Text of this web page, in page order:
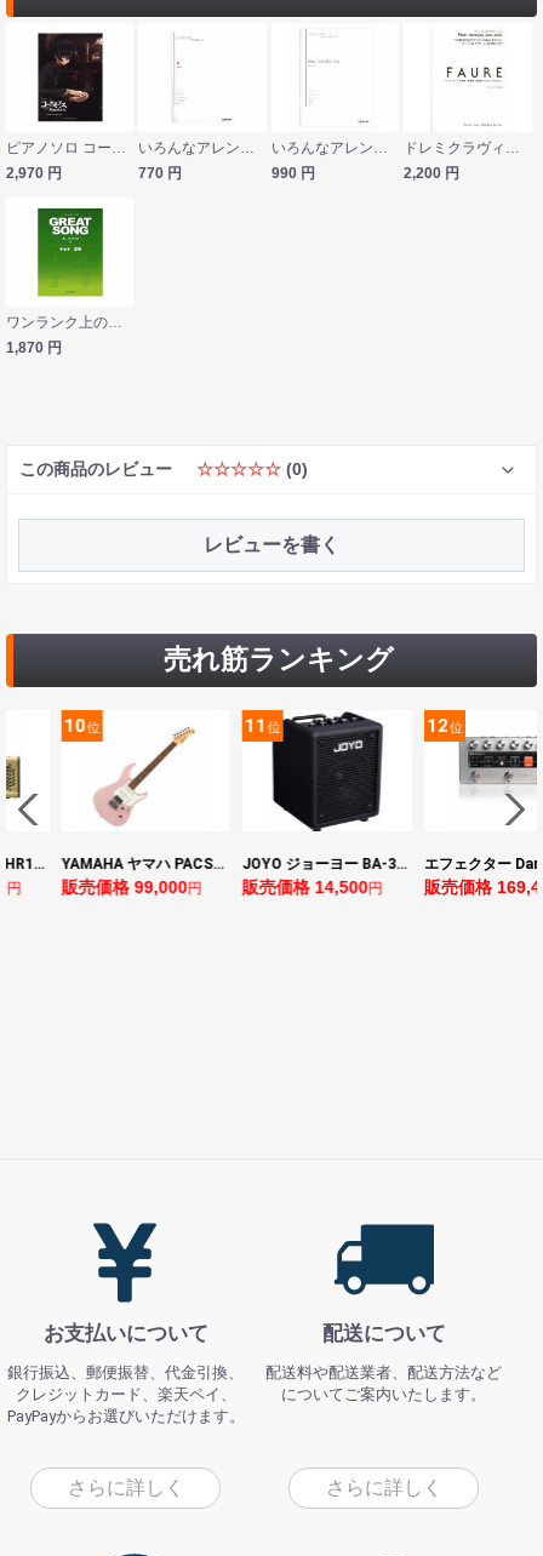
2,970 円
770 円
990 円
2,200 円
1,870 円
この商品のレビュー ☆☆☆☆☆ (0)
レビューを書く
売れ筋ランキング
ヤマハ YAMAHA THR10II 小型ギターアンプ
円
10位
YAMAHA ヤマハ PACS+12 ASP Pacifica Standard Plus パシフィカスタンダードプラス エレキギター
販売価格 99,000円
11位
JOYO ジョーヨー BA-30 VIBE CUBE BLK 30W 小型ベースアンプ Bluetooth+OTGオーディオI/F搭載
販売価格 14,500円
12位
販売価格
お支払いについて
銀行振込、郵便振替、代金引換、
クレジットカード、楽天ペイ、
PayPayからお選びいただけます。
さらに詳しく
配送について
配送料や配送業者、配送方法など
についてご案内いたします。
さらに詳しく